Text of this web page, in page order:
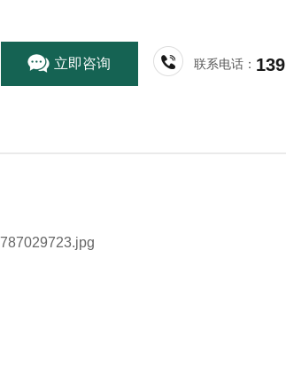
立即咨询 联系电话：